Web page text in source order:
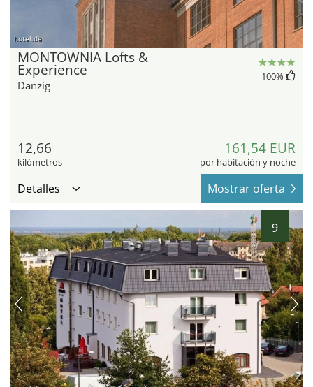
hotel.de
MONTOWNIA Lofts &
Experience
Danzig
100%
12,66
kilómetros
161,54 EUR
por habitación y noche
Detalles Mostrar oferta
9